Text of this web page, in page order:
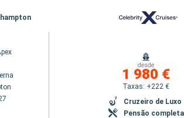
desde
1 980 €
Taxas: +222 €
Cruzeiro de Luxo
Pensão completa